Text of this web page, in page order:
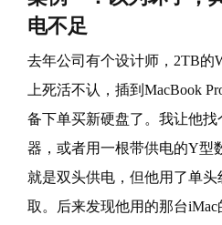
电不足
去年公司有个设计师，2TB的
上死活不认，插到MacBook
备下单买新硬盘了。我让他
器，或者用一根带供电的Y型
就是双头供电，但他用了单
取。后来发现他用的那台